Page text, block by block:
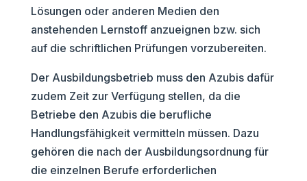
Lösungen oder anderen Medien den
anstehenden Lernstoff anzueignen bzw. sich
auf die schriftlichen Prüfungen vorzubereiten.
Der Ausbildungsbetrieb muss den Azubis dafür
zudem Zeit zur Verfügung stellen, da die
Betriebe den Azubis die berufliche
Handlungsfähigkeit vermitteln müssen. Dazu
gehören die nach der Ausbildungsordnung für
die einzelnen Berufe erforderlichen